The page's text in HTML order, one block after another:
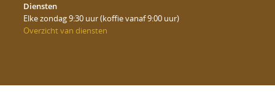
Diensten
Elke zondag 9:30 uur (koffie vanaf 9:00 uur)
Overzicht van diensten